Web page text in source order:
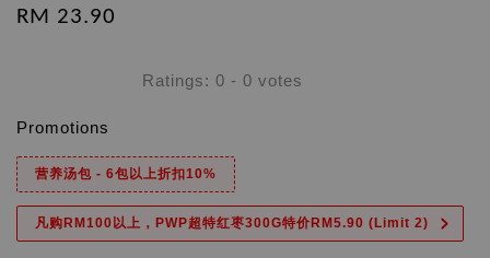
RM 23.90
Ratings: 0 - 0 votes
Promotions
营养汤包 - 6包以上折扣10%
凡购RM100以上，PWP超特红枣300G特价RM5.90 (Limit 2)